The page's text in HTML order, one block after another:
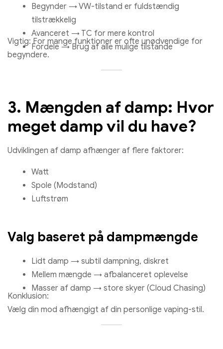
Begynder → VW-tilstand er fuldstændig
tilstrækkelig
Avanceret → TC for mere kontrol
Fordele → Brug af alle mulige tilstande
Vigtig: For mange funktioner er ofte unødvendige for
begyndere.
3. Mængden af ​​damp: Hvor
meget damp vil du have?
Udviklingen af ​​damp afhænger af flere faktorer:
Watt
Spole (Modstand)
Luftstrøm
Valg baseret på dampmængde
Lidt damp → subtil dampning, diskret
Mellem mængde → afbalanceret oplevelse
Masser af damp → store skyer (Cloud Chasing)
Konklusion:
Vælg din mod afhængigt af din personlige vaping-stil.